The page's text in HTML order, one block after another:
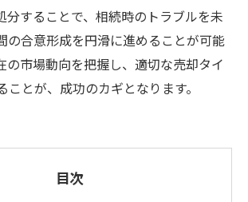
分することで、相続時のトラブルを未
の合意形成を円滑に進めることが可能
の市場動向を把握し、適切な売却タイ
ことが、成功のカギとなります。
目次